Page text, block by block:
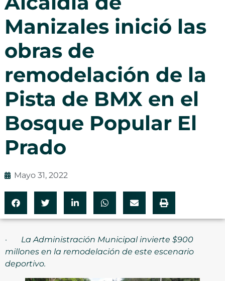
Manizales inició las
obras de
remodelación de la
Pista de BMX en el
Bosque Popular El
Prado
Mayo 31, 2022
· La Administración Municipal invierte $900
millones en la remodelación de este escenario
deportivo.